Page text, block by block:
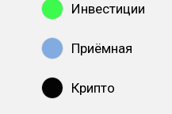
Инвестиции
Приёмная
Крипто